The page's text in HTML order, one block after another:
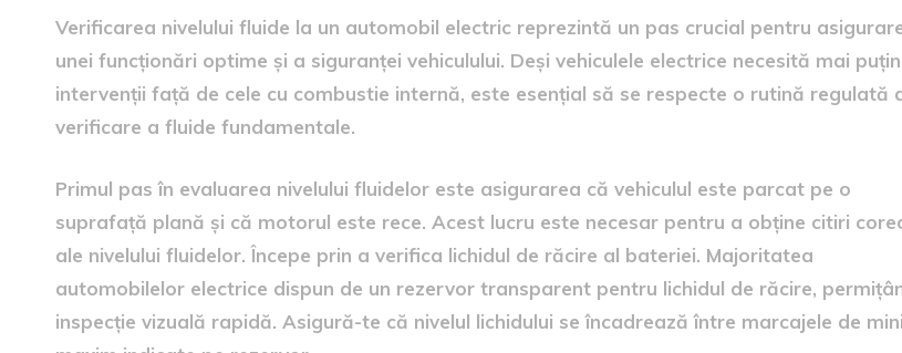
Verificarea nivelului fluide la un automobil electric reprezintă un pas crucial pentru
unei funcționări optime și a siguranței vehiculului. Deși vehiculele electrice necesită mai
intervenții față de cele cu combustie internă, este esențial să se respecte o rutină regulată
verificare a fluide fundamentale.
Primul pas în evaluarea nivelului fluidelor este asigurarea că vehiculul este parcat pe o
suprafață plană și că motorul este rece. Acest lucru este necesar pentru a obține citiri
ale nivelului fluidelor. Începe prin a verifica lichidul de răcire al bateriei. Majoritatea
automobilelor electrice dispun de un rezervor transparent pentru lichidul de răcire,
inspecție vizuală rapidă. Asigură-te că nivelul lichidului se încadrează între marcajele de